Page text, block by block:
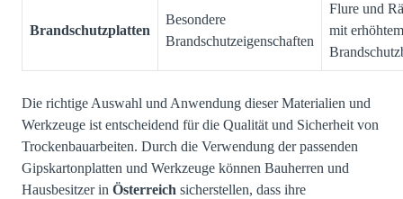
Brandschutzplatten
Besondere
Brandschutzeigenschaften
Flure und
mit erhöhtem
Die richtige Auswahl und Anwendung dieser Materialien und
Werkzeuge ist entscheidend für die Qualität und Sicherheit von
Trockenbauarbeiten. Durch die Verwendung der passenden
Gipskartonplatten und Werkzeuge können Bauherren und
Hausbesitzer in Österreich sicherstellen, dass ihre